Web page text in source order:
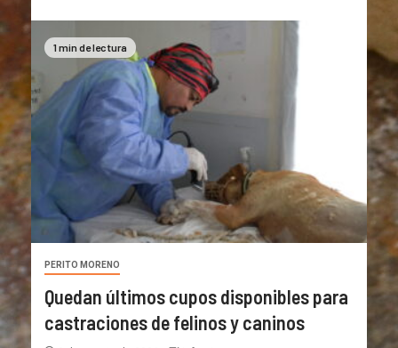
1 min de lectura
PERITO MORENO
Quedan últimos cupos disponibles para
castraciones de felinos y caninos